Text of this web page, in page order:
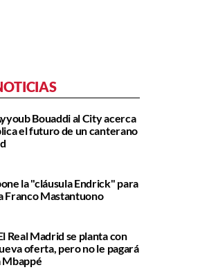
Bouaddi al City acerca
el futuro de un canterano
la "cláusula Endrick" para
Franco Mastantuono
Real Madrid se planta con
oferta, pero no le pagará
Mbappé